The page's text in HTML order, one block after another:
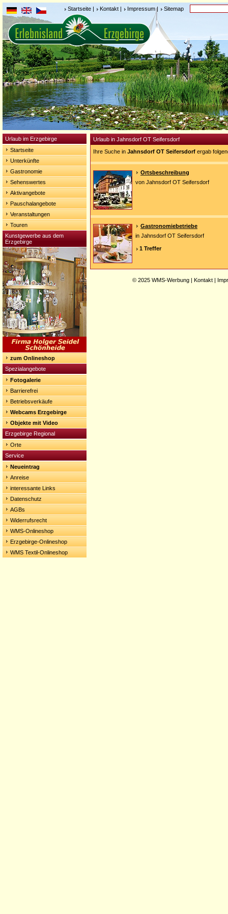
Startseite | Kontakt | Impressum| Sitemap
Urlaub im Erzgebirge
Startseite
Unterkünfte
Gastronomie
Sehenswertes
Aktivangebote
Pauschalangebote
Veranstaltungen
Touren
Kunstgewerbe aus dem
Erzgebirge
zum Onlineshop
Spezialangebote
Fotogalerie
Barrierefrei
Betriebsverkäufe
Webcams Erzgebirge
Objekte mit Video
Erzgebirge Regional
Orte
Service
Neueintrag
Anreise
interessante Links
Datenschutz
AGBs
Widerrufsrecht
WMS-Onlineshop
Erzgebirge-Onlineshop
WMS Textil-Onlineshop
Urlaub in Jahnsdorf OT Seifersdorf
Ihre Suche in Jahnsdorf OT Seifersdorf ergab
Ortsbeschreibung
von Jahnsdorf OT Seifersdorf
Gastronomiebetriebe
in Jahnsdorf OT Seifersdorf
1 Treffer
© 2025 WMS-Werbung | Kontakt |